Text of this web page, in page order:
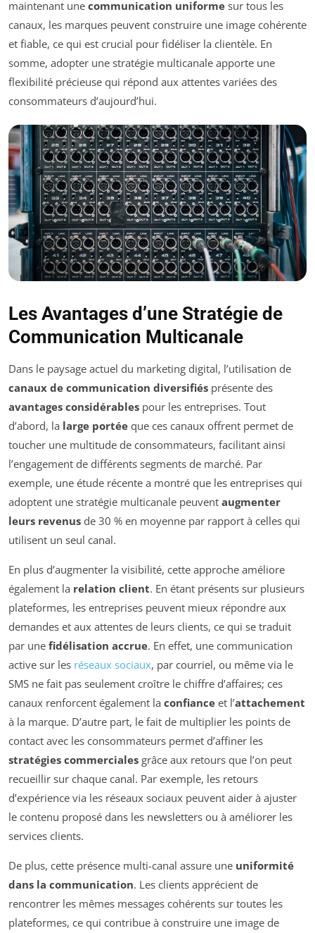
maintenant une communication uniforme sur tous les
canaux, les marques peuvent construire une image cohérente
et fiable, ce qui est crucial pour fidéliser la clientèle. En
somme, adopter une stratégie multicanale apporte une
flexibilité précieuse qui répond aux attentes variées des
consommateurs d’aujourd’hui.
Les Avantages d’une Stratégie de
Communication Multicanale
Dans le paysage actuel du marketing digital, l’utilisation de
canaux de communication diversifiés présente des
avantages considérables pour les entreprises. Tout
d’abord, la large portée que ces canaux offrent permet de
toucher une multitude de consommateurs, facilitant ainsi
l’engagement de différents segments de marché. Par
exemple, une étude récente a montré que les entreprises qui
adoptent une stratégie multicanale peuvent augmenter
leurs revenus de 30 % en moyenne par rapport à celles qui
utilisent un seul canal.
En plus d’augmenter la visibilité, cette approche améliore
également la relation client. En étant présents sur plusieurs
plateformes, les entreprises peuvent mieux répondre aux
demandes et aux attentes de leurs clients, ce qui se traduit
par une fidélisation accrue. En effet, une communication
active sur les réseaux sociaux, par courriel, ou même via le
SMS ne fait pas seulement croître le chiffre d’affaires; ces
canaux renforcent également la confiance et l’attachement
à la marque. D’autre part, le fait de multiplier les points de
contact avec les consommateurs permet d’affiner les
stratégies commerciales grâce aux retours que l’on peut
recueillir sur chaque canal. Par exemple, les retours
d’expérience via les réseaux sociaux peuvent aider à ajuster
le contenu proposé dans les newsletters ou à améliorer les
services clients.
De plus, cette présence multi-canal assure une uniformité
dans la communication. Les clients apprécient de
rencontrer les mêmes messages cohérents sur toutes les
plateformes, ce qui contribue à construire une image de